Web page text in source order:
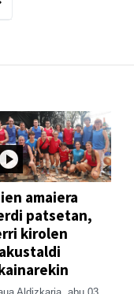
amaiera
patsetan,
kirolen